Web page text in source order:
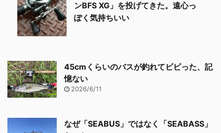
ンBFS XG」を投げてきた。遠心っ
ぽく気持ちいい
45cmくらいのバスが釣れてビビった、記
憶ない
2026/6/11
なぜ「SEABUS」ではなく「SEABASS」